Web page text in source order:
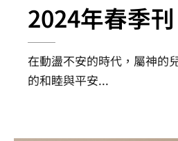
2024年春季刊
在動盪不安的時代，屬神的
的和睦與平安...